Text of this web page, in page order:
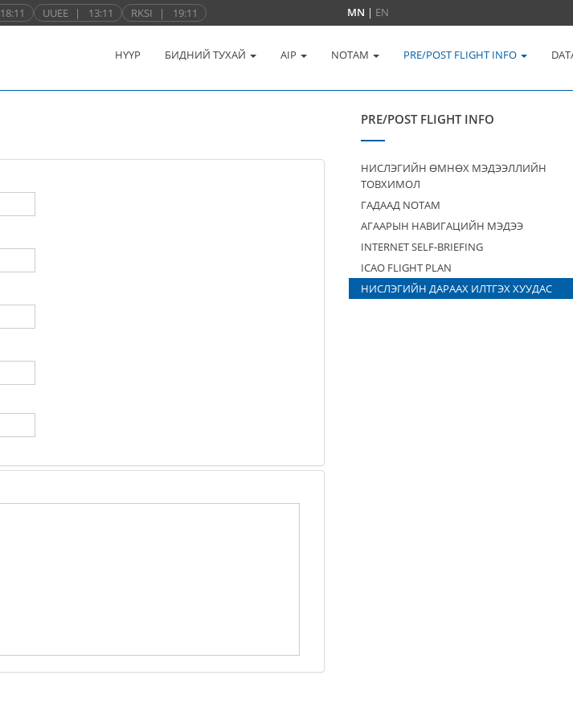
18:11 UUEE | 13:11 RKSI | 19:11 MN | EN
НҮҮР БИДНИЙ ТУХАЙ AIP NOTAM PRE/POST FLIGHT INFO
PRE/POST FLIGHT INFO
НИСЛЭГИЙН ӨМНӨХ МЭДЭЭЛЛИЙН
ТОВХИМОЛ
ГАДААД NOTAM
АГААРЫН НАВИГАЦИЙН МЭДЭЭ
INTERNET SELF-BRIEFING
ICAO FLIGHT PLAN
НИСЛЭГИЙН ДАРААХ ИЛТГЭХ ХУУДАС